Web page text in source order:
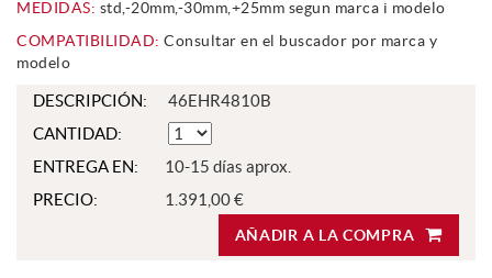
MEDIDAS: std,-20mm,-30mm,+25mm segun marca i modelo
COMPATIBILIDAD: Consultar en el buscador por marca y
modelo
DESCRIPCIÓN:
46EHR4810B
CANTIDAD:
ENTREGA EN:
10-15 días aprox.
PRECIO:
1.391,00 €
AÑADIR A LA COMPRA